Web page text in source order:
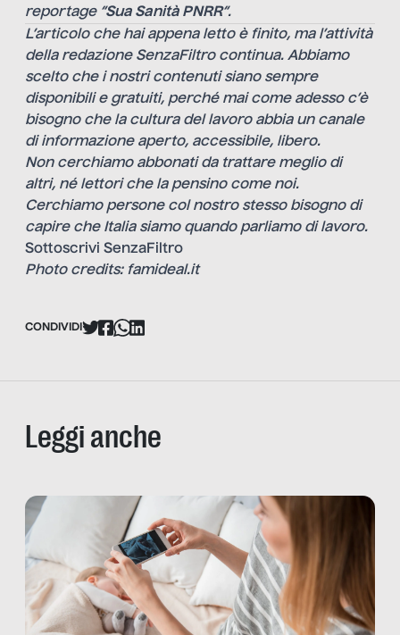
reportage “Sua Sanità PNRR“.
L’articolo che hai appena letto è finito, ma l’attività
della redazione SenzaFiltro continua. Abbiamo
scelto che i nostri contenuti siano sempre
disponibili e gratuiti, perché mai come adesso c’è
bisogno che la cultura del lavoro abbia un canale
di informazione aperto, accessibile, libero.
Non cerchiamo abbonati da trattare meglio di
altri, né lettori che la pensino come noi.
Cerchiamo persone col nostro stesso bisogno di
capire che Italia siamo quando parliamo di lavoro.
Sottoscrivi SenzaFiltro
Photo credits: famideal.it
CONDIVIDI
Leggi anche